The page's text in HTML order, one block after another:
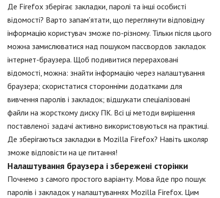
Де Firefox зберігає закладки, паролі та інші особисті
відомості? Варто запам'ятати, що переглянути відповідну
інформацію користувач зможе по-різному. Тільки після цього
можна замислюватися над пошуком пассвордов закладок
інтернет-браузера. Щоб подивитися перераховані
відомості, можна: знайти інформацію через налаштування
браузера; скористатися сторонніми додатками для
вивчення паролів і закладок; відшукати спеціалізовані
файли на жорсткому диску ПК. Всі ці методи вирішення
поставленої задачі активно використовуються на практиці.
Де зберігаються закладки в Mozilla Firefox? Навіть школяр
зможе відповісти на це питання!
Налаштування браузера і збережені сторінки
Почнемо з самого простого варіанту. Мова йде про пошук
паролів і закладок у налаштуваннях Mozilla Firefox. Цим